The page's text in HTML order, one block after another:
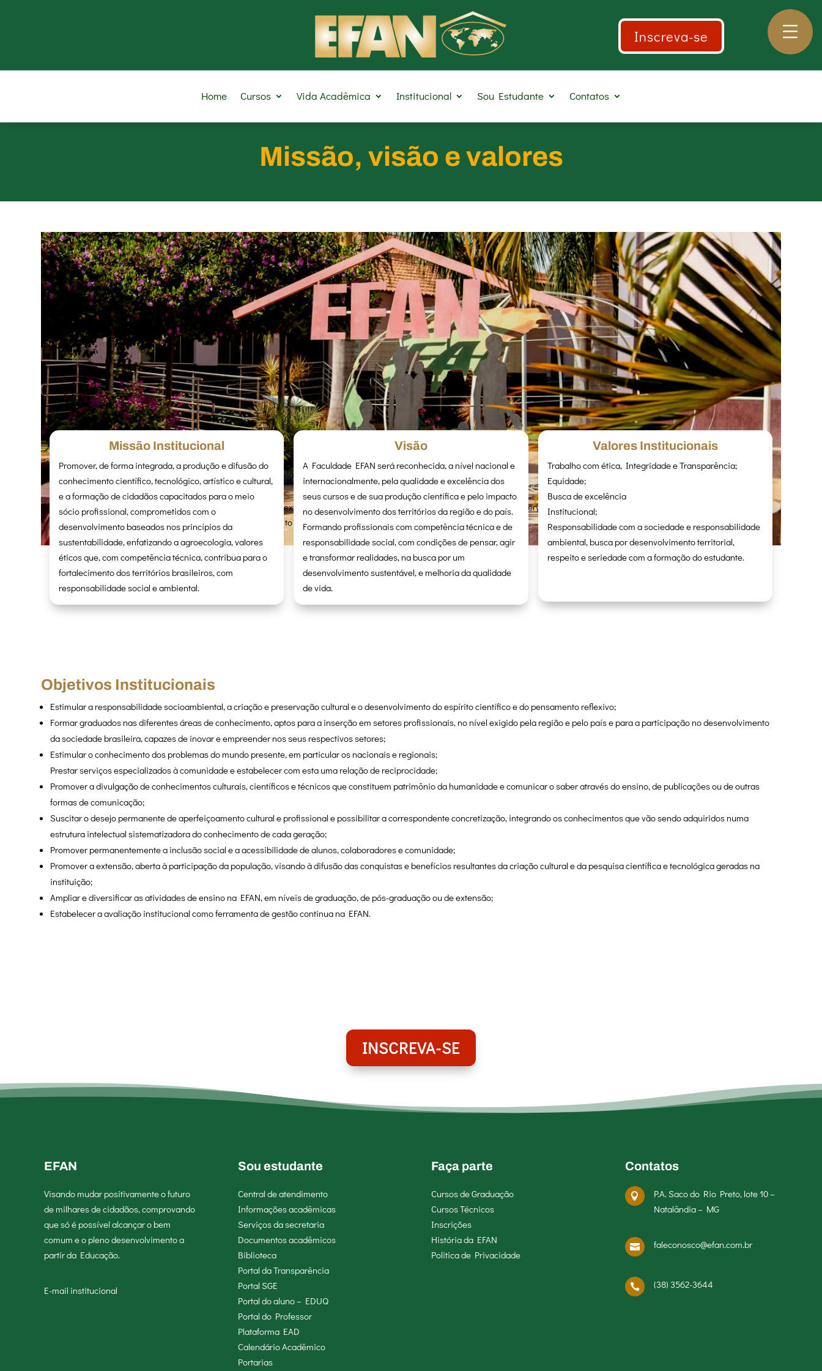
Inscreva-se
Home Cursos Vida Acadêmica Institucional Sou Estudante Contatos
Missão, visão e valores
Missão Institucional
Promover, de forma integrada, a produção e difusão do
conhecimento científico, tecnológico, artístico e cultural,
e a formação de cidadãos capacitados para o meio
sócio profissional, comprometidos com o
desenvolvimento baseados nos princípios da
sustentabilidade, enfatizando a agroecologia, valores
éticos que, com competência técnica, contribua para o
fortalecimento dos territórios brasileiros, com
responsabilidade social e ambiental.
Visão
A Faculdade EFAN será reconhecida, a nível nacional e
internacionalmente, pela qualidade e excelência dos
seus cursos e de sua produção científica e pelo impacto
no desenvolvimento dos territórios da região e do país.
Formando profissionais com competência técnica e de
responsabilidade social, com condições de pensar, agir
e transformar realidades, na busca por um
desenvolvimento sustentável, e melhoria da qualidade
de vida.
Valores Institucionais
Trabalho com ética, Integridade e Transparência;
Equidade;
Busca de excelência
Institucional;
Responsabilidade com a sociedade e responsabilidade
ambiental, busca por desenvolvimento territorial,
respeito e seriedade com a formação do estudante.
Your content goes here. Edit or remove this text inline or in the module Content settings. You can also style every aspect of this content in the module
Design settings and even apply custom CSS to this text in the module Advanced settings.
Objetivos Institucionais
Estimular a responsabilidade socioambiental, a criação e preservação cultural e o desenvolvimento do espírito científico e do pensamento reflexivo;
Formar graduados nas diferentes áreas de conhecimento, aptos para a inserção em setores profissionais, no nível exigido pela região e pelo país e para a participação no desenvolvimento
da sociedade brasileira, capazes de inovar e empreender nos seus respectivos setores;
Estimular o conhecimento dos problemas do mundo presente, em particular os nacionais e regionais;
Prestar serviços especializados à comunidade e estabelecer com esta uma relação de reciprocidade;
Promover a divulgação de conhecimentos culturais, científicos e técnicos que constituem patrimônio da humanidade e comunicar o saber através do ensino, de publicações ou de outras
formas de comunicação;
Suscitar o desejo permanente de aperfeiçoamento cultural e profissional e possibilitar a correspondente concretização, integrando os conhecimentos que vão sendo adquiridos numa
estrutura intelectual sistematizadora do conhecimento de cada geração;
Promover permanentemente a inclusão social e a acessibilidade de alunos, colaboradores e comunidade;
Promover a extensão, aberta à participação da população, visando à difusão das conquistas e benefícios resultantes da criação cultural e da pesquisa científica e tecnológica geradas na
instituição;
Ampliar e diversificar as atividades de ensino na EFAN, em níveis de graduação, de pós-graduação ou de extensão;
Estabelecer a avaliação institucional como ferramenta de gestão continua na EFAN.
INSCREVA-SE
EFAN
Visando mudar positivamente o futuro
de milhares de cidadãos, comprovando
que só é possível alcançar o bem
comum e o pleno desenvolvimento a
partir da Educação.
E-mail institucional
Sou estudante
Central de atendimento
Informações acadêmicas
Serviços da secretaria
Documentos acadêmicos
Biblioteca
Portal da Transparência
Portal SGE
Portal do aluno – EDUQ
Portal do Professor
Plataforma EAD
Calendário Acadêmico
Portarias
Faça parte
Cursos de Graduação
Cursos Técnicos
Inscrições
História da EFAN
Politica de Privacidade
Contatos

P.A. Saco do Rio Preto, lote 10 –
Natalândia – MG
 faleconosco@efan.com.br
 (38) 3562-3644